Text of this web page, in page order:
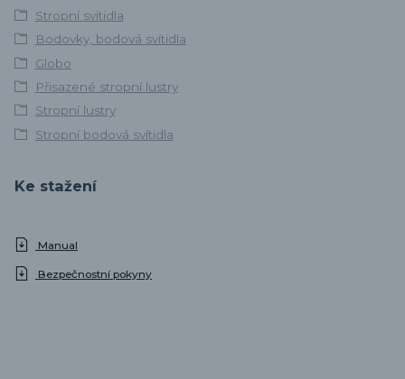
Stropní svítidla
Bodovky, bodová svítidla
Globo
Přisazené stropní lustry
Stropní lustry
Stropní bodová svítidla
Ke stažení
Manual
Bezpečnostní pokyny